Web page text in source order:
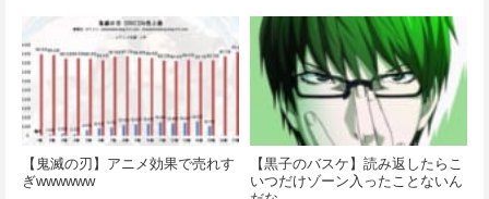
【鬼滅の刃】アニメ効果で売れす
ぎwwwwww
【黒子のバスケ】読み返したらこ
いつだけゾーン入ったことないん